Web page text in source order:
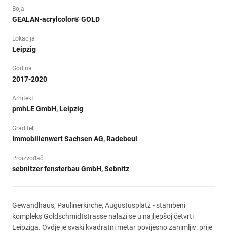
Boja
GEALAN-acrylcolor® GOLD
Lokacija
Leipzig
Godina
2017-2020
Arhitekt
pmhLE GmbH, Leipzig
Graditelj
Immobilienwert Sachsen AG, Radebeul
Proizvođač
sebnitzer fensterbau GmbH, Sebnitz
Gewandhaus, Paulinerkirche, Augustusplatz - stambeni
kompleks Goldschmidtstrasse nalazi se u najljepšoj četvrti
Leipziga. Ovdje je svaki kvadratni metar povijesno zanimljiv: prije